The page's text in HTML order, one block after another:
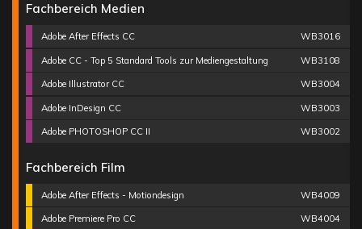
Fachbereich Medien
Adobe After Effects CC WB3016
Adobe CC - Top 5 Standard Tools zur Mediengestaltung WB3108
Adobe Illustrator CC WB3004
Adobe InDesign CC WB3003
Adobe PHOTOSHOP CC II WB3002
Fachbereich Film
Adobe After Effects - Motiondesign WB4009
Adobe Premiere Pro CC WB4004